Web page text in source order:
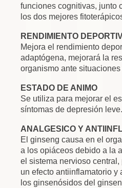
funciones cognitivas, junto
los dos mejores
RENDIMIENTO
Mejora el rendimiento
adaptógena, mejorará la
organismo ante
ESTADO DE ANIMO
Se utiliza para mejorar el
síntomas de depresión leve.
ANALGESICO Y
El ginseng causa en el
a los opiáceos debido a la
el sistema nervioso
un efecto antiinflamatorio y
los ginsenósidos del